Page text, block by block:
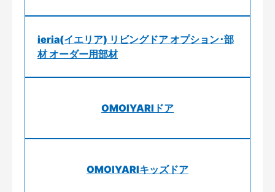
ieria(イエリア) リビングドア オプション･部
材 オーダー用部材
OMOIYARIドア
OMOIYARIキッズドア